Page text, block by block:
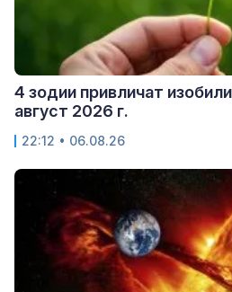
4 зодии привличат
август 2026 г.
22:12 • 06.08.26